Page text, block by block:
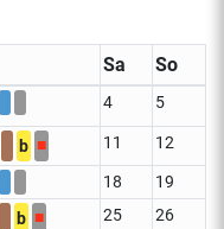
Sa So
4 5
b ■ 11 12
18
19
b ■ 25 26